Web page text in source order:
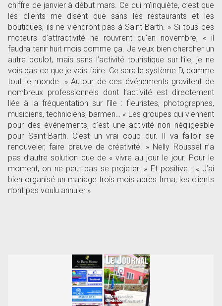
chiffre de janvier à début mars. Ce qui m’inquiète, c’est que
les clients me disent que sans les restaurants et les
boutiques, ils ne viendront pas à Saint-Barth. » Si tous ces
moteurs d’attractivité ne rouvrent qu’en novembre, « il
faudra tenir huit mois comme ça. Je veux bien chercher un
autre boulot, mais sans l’activité touristique sur l’île, je ne
vois pas ce que je vais faire. Ce sera le système D, comme
tout le monde. » Autour de ces événements gravitent de
nombreux professionnels dont l’activité est directement
liée à la fréquentation sur l’île : fleuristes, photographes,
musiciens, techniciens, barmen… « Les groupes qui viennent
pour des événements, c’est une activité non négligeable
pour Saint-Barth. C’est un vrai coup dur. Il va falloir se
renouveler, faire preuve de créativité. » Nelly Roussel n’a
pas d’autre solution que de « vivre au jour le jour. Pour le
moment, on ne peut pas se projeter. » Et positive : « J’ai
bien organisé un mariage trois mois après Irma, les clients
n’ont pas voulu annuler.»